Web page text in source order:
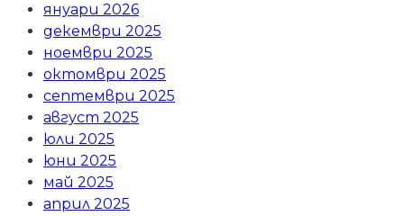
януари 2026
декември 2025
ноември 2025
октомври 2025
септември 2025
август 2025
юли 2025
юни 2025
май 2025
април 2025